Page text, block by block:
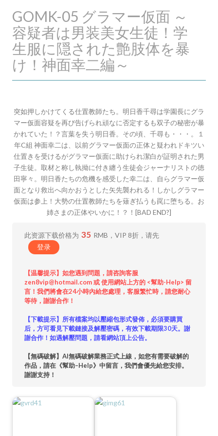
GOMK-05 グラマー仮面 ～
容疑者は男装美女生徒！学
生服に隠された艶肢体を暴
け！神面幸二編～
突如押しかけてくる仕置教師たち。明日香千尋は学園長にグラ
マー仮面容疑を再び告げられ頑なに否定するも双子の秘密が暴
かれていた！？言葉を失う明日香。その頃、千尋も・・・。１
年C組 神面幸二は、以前グラマー仮面の正体と疑われドキツい
仕置きを受けるがグラマー仮面に助けられ潔白が証明された男
子生徒。取材と称し執拗に付き纏う生徒会ジャーナリストの徳
田寧々。明日香たちの危機を感受した幸二は、自らグラマー仮
面となり救出へ向かおうとした矢先襲われる！しかしグラマー
仮面は参上！大勢の仕置教師たちを薙ぎ払うも罠に堕ちる。お
姉さまの正体やいかに！？！[BAD END?]
此资源下载价格为 35 RMB，VIP 8折，请先
登录
【温馨提示】如您遇到問題，請咨詢客服
zen8vip@hotmail.com 或 使用網站上方的 <幫助-Help> 留
言！我們將會在24小時內給您處理，客服繁忙時，請您耐心
等待，謝謝合作！
【下載提示】所有檔案均以壓縮包形式發佈，必須要購買
后，方可看見下載鏈接及解壓密碼，有效下載期限30天。謝
謝合作！如遇解壓問題，請看網站頂上公告。
【無碼破解】AI無碼破解業務正式上線，如您有需要破解的
作品，請在《幫助–Help》中留言，我們會優先給您安排。
謝謝支持！